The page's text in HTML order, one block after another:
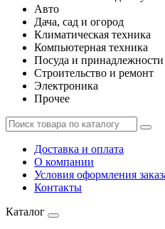
Авто
Дача, сад и огород
Климатическая техника
Компьютерная техника
Посуда и принадлежности
Строительство и ремонт
Электроника
Прочее
Доставка и оплата
О компании
Условия оформления
Контакты
Каталог